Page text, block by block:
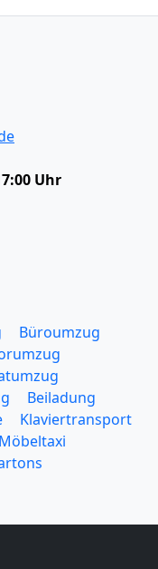
Uhr
Büroumzug
Beiladung
Klaviertransport
Möbeltaxi